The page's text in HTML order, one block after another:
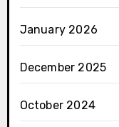
January 2026
December 2025
October 2024